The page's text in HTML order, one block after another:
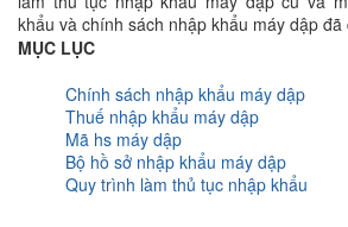
khẩu và chính sách nhập khẩu máy dập
MỤC LỤC
Chính sách nhập khẩu máy dập
Thuế nhập khẩu máy dập
Mã hs máy dập
Bộ hồ sở nhập khẩu máy dập
Quy trình làm thủ tục nhập khẩu